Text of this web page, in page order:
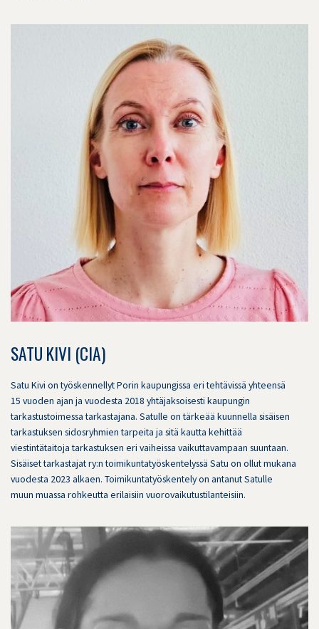
SATU KIVI (CIA)
Satu Kivi on työskennellyt Porin kaupungissa eri tehtävissä yhteensä
15 vuoden ajan ja vuodesta 2018 yhtäjaksoisesti kaupungin
tarkastustoimessa tarkastajana. Satulle on tärkeää kuunnella sisäisen
tarkastuksen sidosryhmien tarpeita ja sitä kautta kehittää
viestintätaitoja tarkastuksen eri vaiheissa vaikuttavampaan suuntaan.
Sisäiset tarkastajat ry:n toimikuntatyöskentelyssä Satu on ollut mukana
vuodesta 2023 alkaen. Toimikuntatyöskentely on antanut Satulle
muun muassa rohkeutta erilaisiin vuorovaikutustilanteisiin.